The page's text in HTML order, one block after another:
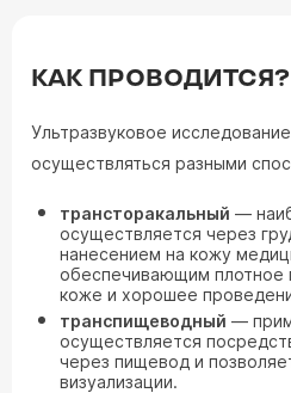
КАК ПРОВОДИТСЯ?
Ультразвуковое
осуществляться разными
трансторакальный —
осуществляется через
нанесением на кожу
обеспечивающим плотное
коже и хорошее
транспищеводный —
осуществляется
через пищевод и
визуализации.